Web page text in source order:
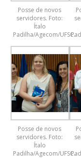
Posse de novos
servidores. Foto:
Ítalo
Padilha/Agecom/UFSC.
Posse de novos
servidores. Foto:
Ítalo
Padilha/Agecom/UFSC.